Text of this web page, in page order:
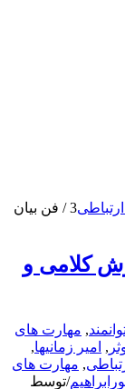
3
/ فن بیان
کلامی و
, مهارت های
, امیر زمانیها,
, مهارت های
/توسط